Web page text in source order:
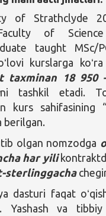
of Strathclyde
of Science
taught MSc/
kurslarga
taxminan 18 950
ni tashkil etadi.
kurs sahifasining
berilgan.
olgan nomzodga
har yili
sterlinggacha
dasturi faqat
Yashash va